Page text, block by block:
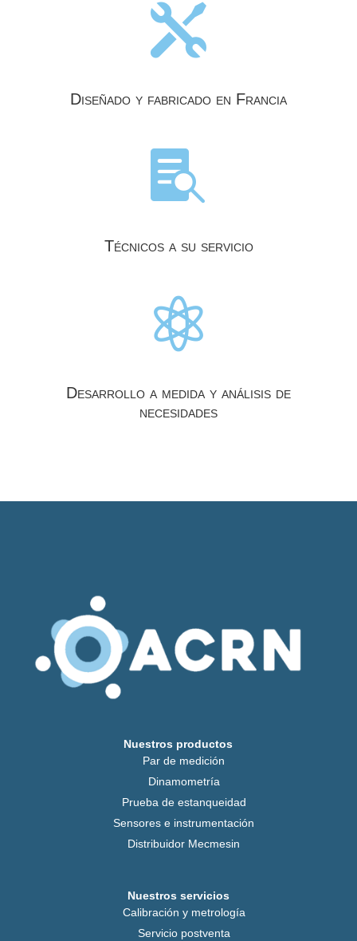

Diseñado y fabricado en Francia

Técnicos a su servicio

Desarrollo a medida y análisis de
necesidades
Nuestros productos
Par de medición
Dinamometría
Prueba de estanqueidad
Sensores e instrumentación
Distribuidor Mecmesin
Nuestros servicios
Calibración y metrología
Servicio postventa